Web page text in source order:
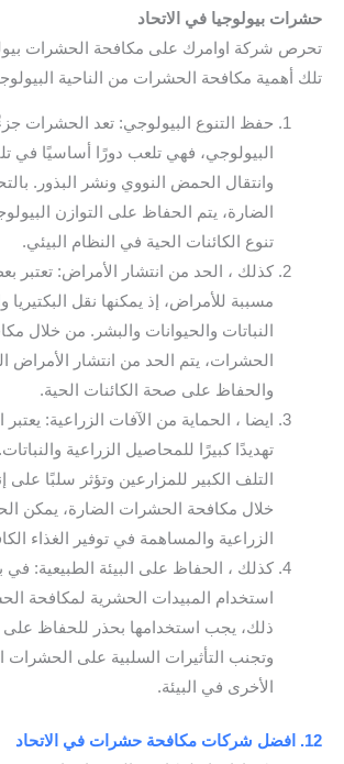
حشرات بيولوجيا في الاتحاد
تحرص شركة اوامرك على مكافحة الحشرات
تلك أهمية مكافحة الحشرات من الناحية
حفظ التنوع البيولوجي: تعد الحشرات
البيولوجي، فهي تلعب دورًا أساسيًا في
وانتقال الحمض النووي ونشر البذور.
الضارة، يتم الحفاظ على التوازن
تنوع الكائنات الحية في النظام البيئي.
كذلك ، الحد من انتشار الأمراض: تعتبر
مسببة للأمراض، إذ يمكنها نقل
النباتات والحيوانات والبشر. من خلال
الحشرات، يتم الحد من انتشار الأمراض
والحفاظ على صحة الكائنات الحية.
ايضا ، الحماية من الآفات الزراعية:
تهديدًا كبيرًا للمحاصيل الزراعية
التلف الكبير للمزارعين وتؤثر سلبًا على
خلال مكافحة الحشرات الضارة، يمكن
الزراعية والمساهمة في توفير الغذاء
كذلك ، الحفاظ على البيئة الطبيعية: في
استخدام المبيدات الحشرية لمكافحة
ذلك، يجب استخدامها بحذر للحفاظ على
وتجنب التأثيرات السلبية على الحشرات
الأخرى في البيئة.
12. افضل شركات مكافحة حشرات في الاتحاد